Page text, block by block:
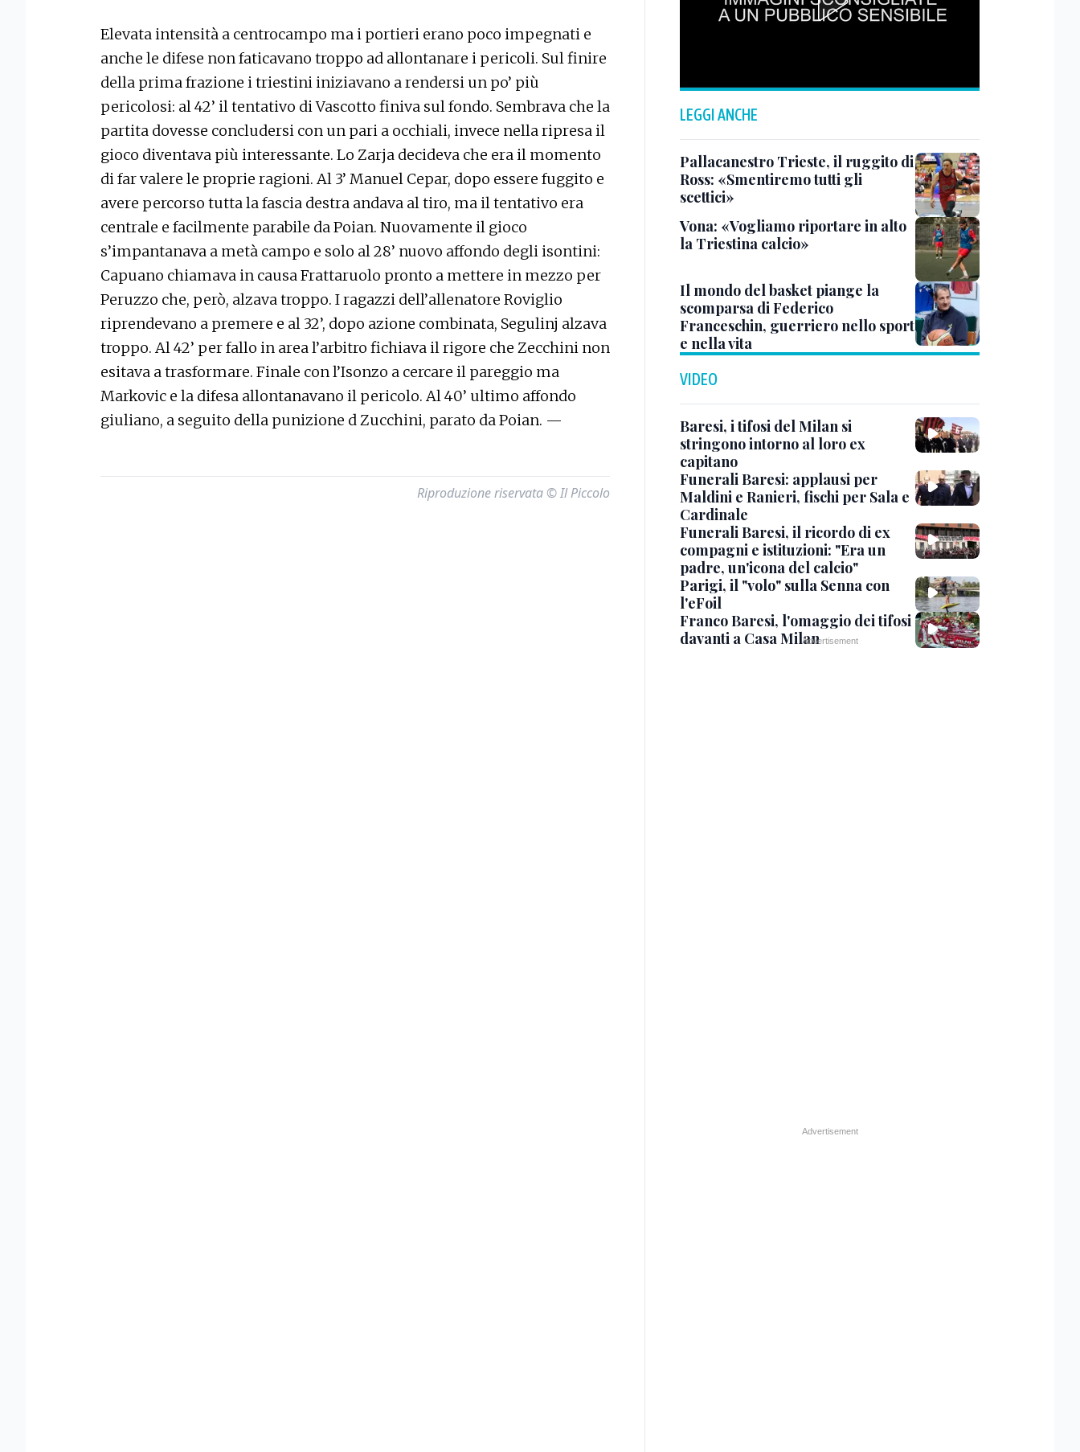
Elevata intensità a centrocampo ma i portieri erano poco impegnati e
anche le difese non faticavano troppo ad allontanare i pericoli. Sul finire
della prima frazione i triestini iniziavano a rendersi un po’ più
pericolosi: al 42’ il tentativo di Vascotto finiva sul fondo. Sembrava che la
partita dovesse concludersi con un pari a occhiali, invece nella ripresa il
gioco diventava più interessante. Lo Zarja decideva che era il momento
di far valere le proprie ragioni. Al 3’ Manuel Cepar, dopo essere fuggito e
avere percorso tutta la fascia destra andava al tiro, ma il tentativo era
centrale e facilmente parabile da Poian. Nuovamente il gioco
s’impantanava a metà campo e solo al 28’ nuovo affondo degli isontini:
Capuano chiamava in causa Frattaruolo pronto a mettere in mezzo per
Peruzzo che, però, alzava troppo. I ragazzi dell’allenatore Roviglio
riprendevano a premere e al 32’, dopo azione combinata, Segulinj alzava
troppo. Al 42’ per fallo in area l’arbitro fichiava il rigore che Zecchini non
esitava a trasformare. Finale con l’Isonzo a cercare il pareggio ma
Markovic e la difesa allontanavano il pericolo. Al 40’ ultimo affondo
giuliano, a seguito della punizione d Zucchini, parato da Poian. —
Riproduzione riservata © Il Piccolo
LEGGI ANCHE
Pallacanestro Trieste, il ruggito di
Ross: «Smentiremo tutti gli
scettici»
Vona: «Vogliamo riportare in alto
la Triestina calcio»
Il mondo del basket piange la
scomparsa di Federico
Franceschin, guerriero nello sport
e nella vita
VIDEO
Baresi, i tifosi del Milan si
stringono intorno al loro ex
capitano
Funerali Baresi: applausi per
Maldini e Ranieri, fischi per Sala e
Cardinale
Funerali Baresi, il ricordo di ex
compagni e istituzioni: "Era un
padre, un'icona del calcio"
Parigi, il "volo" sulla Senna con
l'eFoil
Franco Baresi, l'omaggio dei tifosi
davanti a Casa Milan